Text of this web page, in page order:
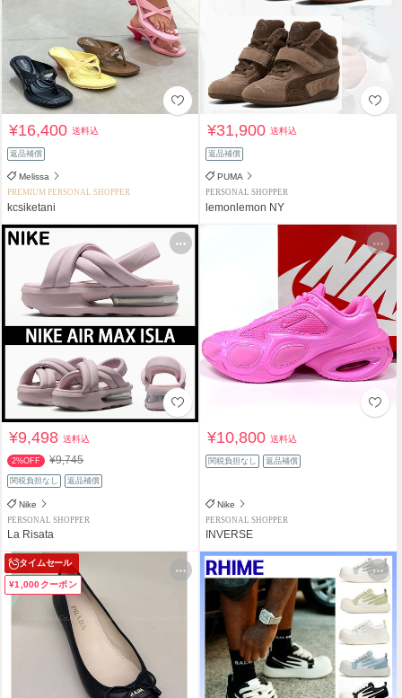
¥16,400送料込
返品補償
Melissa
PREMIUM PERSONAL SHOPPER
kcsiketani
¥31,900送料込
返品補償
PUMA
PERSONAL SHOPPER
lemonlemon NY
¥9,498送料込
2%OFF ¥9,745
関税負担なし 返品補償
Nike
PERSONAL SHOPPER
La Risata
¥10,800送料込
関税負担なし 返品補償
Nike
PERSONAL SHOPPER
INVERSE
タイムセール
¥1,000クーポン